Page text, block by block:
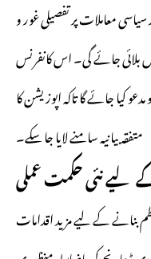
معاملات پر تفصیلی غور و
بلائی جائے گی۔ اس کانفرنس
کیا جائے گا تاکہ اپوزیشن کا
متفقہ بیانیہ سامنے لایا جا سکے۔
لیے نئی حکمت عملی
بنانے کے لیے مزید اقدامات